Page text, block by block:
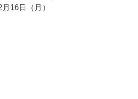
16日（月）